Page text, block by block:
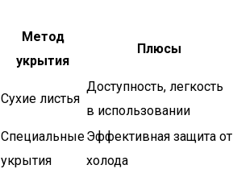
Метод
укрытия
Плюсы
Сухие листья
Доступность, легкость
в использовании
Специальные
укрытия
Эффективная защита от
холода